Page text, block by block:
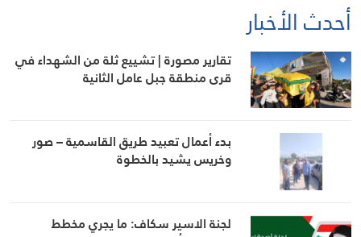
أحدث الأخبار
تقارير مصورة | تشييع ثلة من الشهداء في
قرى منطقة جبل عامل الثانية
بدء أعمال تعبيد طريق القاسمية – صور
وخريس يشيد بالخطوة
لجنة الاسير سكاف: ما يجري مخطط